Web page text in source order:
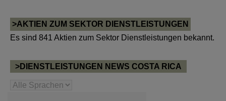
>AKTIEN ZUM SEKTOR DIENSTLEISTUNGEN
Es sind 841 Aktien zum Sektor Dienstleistungen bekannt.
>DIENSTLEISTUNGEN NEWS COSTA RICA